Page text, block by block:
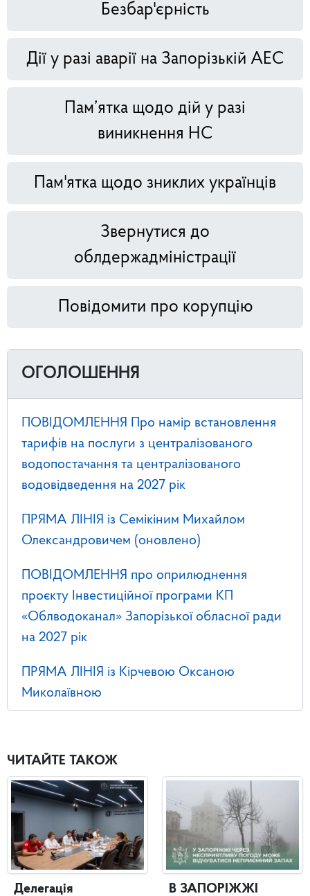
Безбар'єрність
Дії у разі аварії на Запорізькій АЕС
Пам’ятка щодо дій у разі
виникнення НС
Пам'ятка щодо зниклих українців
Звернутися до
облдержадміністрації
Повідомити про корупцію
ОГОЛОШЕННЯ
ПОВІДОМЛЕННЯ Про намір встановлення
тарифів на послуги з централізованого
водопостачання та централізованого
водовідведення на 2027 рік
ПРЯМА ЛІНІЯ із Семікіним Михайлом
Олександровичем (оновлено)
ПОВІДОМЛЕННЯ про оприлюднення
проєкту Інвестиційної програми КП
«Облводоканал» Запорізької обласної ради
на 2027 рік
ПРЯМА ЛІНІЯ із Кірчевою Оксаною
Миколаївною
ЧИТАЙТЕ ТАКОЖ
Делегація В ЗАПОРІЖЖІ